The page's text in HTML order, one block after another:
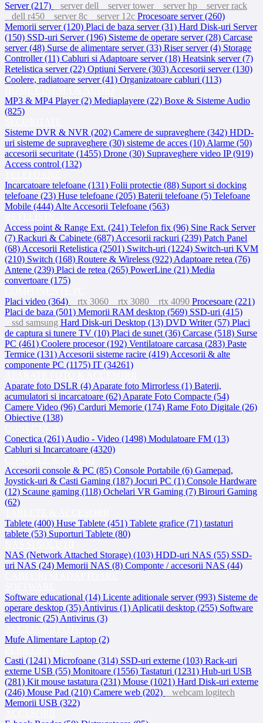
Server (217)
server dell server tower server hp
server rack
dell r450
server 8c server 12c Procesoare server (260)
Memorii server (120) Placi de baza server (31) Hard Disk-uri Server
(150) SSD-uri Server (196) Sisteme de operare server (28) Carcase
server (48) Surse de alimentare server (33) Riser server (4) Storage
Controller (11) Cabluri si Adaptoare server (18) Heatsink server (7)
Retelistica server (22) Optiuni Servere (303) Accesorii server (130)
Coolere, radiatoare server (41) Organizatoare cabluri (113)
MP3 & MP4 Player (2) Mediaplayere (22) Boxe & Sisteme Audio
(825)
Sisteme DVR & NVR (202) Camere de supraveghere (342) HDD-
uri sisteme de supraveghere (30) sisteme de acces (10) Alarme (50)
accesorii securitate (1455) Drone (30) Supraveghere video IP (919)
Access control (132)
Incarcatoare telefoane (131) Folii protectie (88) Suport si docking
telefoane (23) Huse telefoane (205) Baterii telefoane (5) Telefoane
Mobile (444) Alte Accesorii Telefoane (563)
Access point & Range Ext. (241) Telefon fix (96) Sine Rack Server
(7) Rackuri & Cabinete (687) Accesorii rackuri (239) Patch Panel
(68) Accesorii Retelistica (2501) Switch-uri (1224) Switch-uri KVM
(210) Switch (168) Routere & Wireless (922) Adaptoare retea (76)
Antene (239) Placi de retea (265) PowerLine (21) Media
convertoare (175)
Placi video (364)
rtx 3060 rtx 3080 rtx 4090 Procesoare (221)
Placi de baza (501) Memorii RAM desktop (569) SSD-uri (415)
ssd samsung Hard Disk-uri Desktop (13) DVD Writer (57) Placi
de captura si tunere TV (10) Placi de sunet (36) Carcase (518) Surse
PC (461) Coolere procesor (192) Ventilatoare carcasa (283) Paste
Termice (131) Accesorii sisteme racire (419) Accesorii & alte
componente PC (1175) IT (34261)
Aparate foto DSLR (4) Aparate foto Mirrorless (1) Baterii,
acumulatori si incarcatoare (62) Aparate Foto Compacte (54)
Camere Video (96) Carduri Memorie (174) Rame Foto Digitale (26)
Obiective (138)
Conectica (261) Audio - Video (1498) Modulatoare FM (13)
Cabluri si Incarcatoare (4320)
Accesorii console & PC (85) Console Portabile (6) Gamepad,
Joystick-uri & Casti Gaming (187) Jocuri PC (1) Console Hardware
(12) Scaune gaming (118) Ochelari VR Gaming (7) Birouri Gaming
(62)
Tablete (400) Huse Tablete (451) Tablete grafice (71) tastaturi
tablete (53) Suporturi Tablete (80)
NAS (Network Attached Storage) (103) HDD-uri NAS (55) SSD-
uri NAS (24) Memorii NAS (8) Componte / accesorii NAS (44)
Software educational (14) Licente aditionale server (993) Sisteme de
operare desktop (35) Antivirus (1) Aplicatii desktop (255) Software
electronic (25) Antivirus (3)
Mufe Alimentare Laptop (2)
Casti (1241) Microfoane (314) SSD-uri externe (103) Rack-uri
externe USB (55) Monitoare (1556) Tastaturi (1231) Hub-uri USB
(281) Kit mouse tastatura (231) Mouse (1021) Hard Disk-uri externe
(246) Mouse Pad (210) Camere web (202)
webcam logitech
Memorii USB (322)